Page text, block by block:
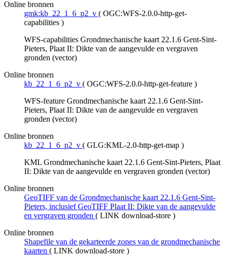
Online bronnen
gmk:kb_22_1_6_p2_v ( OGC:WFS-2.0.0-http-get-
capabilities )
WFS-capabilities Grondmechanische kaart 22.1.6 Gent-Sint-
Pieters, Plaat II: Dikte van de aangevulde en vergraven
gronden (vector)
Online bronnen
kb_22_1_6_p2_v ( OGC:WFS-2.0.0-http-get-feature )
WFS-feature Grondmechanische kaart 22.1.6 Gent-Sint-
Pieters, Plaat II: Dikte van de aangevulde en vergraven
gronden (vector)
Online bronnen
kb_22_1_6_p2_v ( GLG:KML-2.0-http-get-map )
KML Grondmechanische kaart 22.1.6 Gent-Sint-Pieters, Plaat
II: Dikte van de aangevulde en vergraven gronden (vector)
Online bronnen
GeoTIFF van de Grondmechanische kaart 22.1.6 Gent-Sint-
Pieters, inclusief GeoTIFF Plaat II: Dikte van de aangevulde
en vergraven gronden ( LINK download-store )
Online bronnen
Shapefile van de gekarteerde zones van de grondmechanische
kaarten ( LINK download-store )